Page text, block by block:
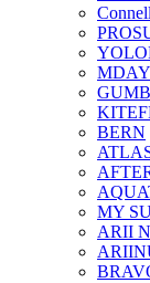
MDAY
BERN
MY
ARII